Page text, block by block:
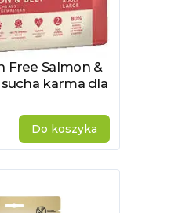
Free Salmon &
karma dla
Do koszyka